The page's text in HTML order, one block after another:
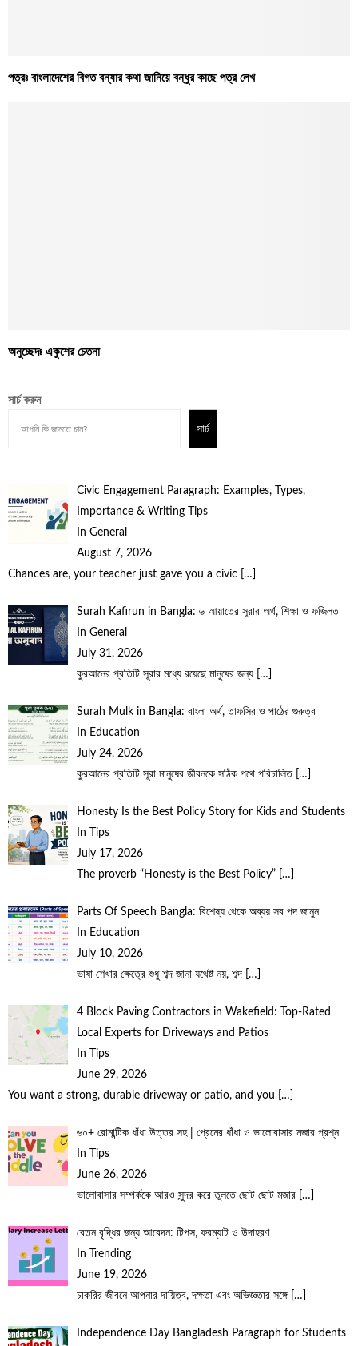
পত্রঃ বাংলাদেশের বিগত বন্যার কথা জানিয়ে বন্ধুর কাছে পত্র লেখ
অনুচ্ছেদঃ একুশের চেতনা
সার্চ করুন
সার্চ
Civic Engagement Paragraph: Examples, Types,
Importance & Writing Tips
In General
August 7, 2026
Chances are, your teacher just gave you a civic […]
Surah Kafirun in Bangla: ৬ আয়াতের সূরার অর্থ, শিক্ষা ও ফজিলত
In General
July 31, 2026
কুরআনের প্রতিটি সূরার মধ্যে রয়েছে মানুষের জন্য […]
Surah Mulk in Bangla: বাংলা অর্থ, তাফসির ও পাঠের গুরুত্ব
In Education
July 24, 2026
কুরআনের প্রতিটি সূরা মানুষের জীবনকে সঠিক পথে পরিচালিত […]
Honesty Is the Best Policy Story for Kids and Students
In Tips
July 17, 2026
The proverb “Honesty is the Best Policy”
[…]
Parts Of Speech Bangla: বিশেষ্য থেকে অব্যয় সব পদ জানুন
In Education
July 10, 2026
ভাষা শেখার ক্ষেত্রে শুধু শব্দ জানা যথেষ্ট নয়, শব্দ […]
4 Block Paving Contractors in Wakefield: Top-Rated
Local Experts for Driveways and Patios
In Tips
June 29, 2026
You want a strong, durable driveway or patio, and you
[…]
৬০+ রোমান্টিক ধাঁধা উত্তর সহ | প্রেমের ধাঁধা ও ভালোবাসার মজার প্রশ্ন
In Tips
June 26, 2026
ভালোবাসার সম্পর্ককে আরও সুন্দর করে তুলতে ছোট ছোট মজার […]
বেতন বৃদ্ধির জন্য আবেদন: টিপস, ফরম্যাট ও উদাহরণ
In Trending
June 19, 2026
চাকরির জীবনে আপনার দায়িত্ব, দক্ষতা এবং অভিজ্ঞতার সঙ্গে […]
Independence Day Bangladesh Paragraph for Students